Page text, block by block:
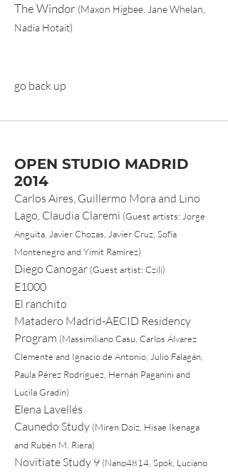
The Windor (Maxon Higbee, Jane Whelan,
Nadia Hotait)
go back up
OPEN STUDIO MADRID
2014
Carlos Aires, Guillermo Mora and Lino
Lago, Claudia Claremi (Guest artists: Jorge
Anguita, Javier Chozas, Javier Cruz, Sofía
Montenegro and Yimit Ramírez)
Diego Canogar (Guest artist: Czili)
E1000
El ranchito
Matadero Madrid-AECID Residency
Program (Massimiliano Casu, Carlos Álvarez
Clemente and Ignacio de Antonio, Julio Falagán,
Paula Pérez Rodríguez, Hernán Paganini and
Lucila Gradin)
Elena Lavellés
Caunedo Study (Miren Doiz, Hisae Ikenaga
and Rubén M. Riera)
Novitiate Study 9 (Nano4814, Spok, Luciano